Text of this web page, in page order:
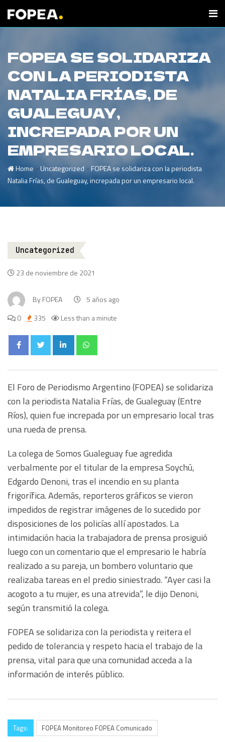
FOPEA SE SOLIDARIZA
CON LA PERIODISTA
NATALIA FRÍAS, DE
GUALEGUAY,
INCREPADA POR UN
EMPRESARIO LOCAL.
Home -Uncategorized-FOPEA se solidariza con la periodista
Natalia Frías, de Gualeguay, increpada por un empresario local.
Uncategorized
23 de noviembre de 2021
ByFOPEA
5 años ago
0
335 Less than a minute
El Foro de Periodismo Argentino (FOPEA) se solidariza
con la periodista Natalia Frías, de Gualeguay (Entre
Ríos), quien fue increpada por un empresario local tras
una rueda de prensa.
La colega de Somos Gualeguay fue agredida
verbalmente por el titular de la empresa Soychú,
Edgardo Denoni, tras el incendio en su planta
frigorífica. Además, reporteros gráficos se vieron
impedidos de registrar imágenes de lo sucedido por
disposiciones de los policías allí apostados. La
intimidación hacia la trabajadora de prensa prosiguió
luego con un comentario que el empresario le habría
realizado a su pareja, un bombero voluntario que
realizaba tareas en el predio siniestrado. “Ayer casi la
acogoto a tu mujer, es una atrevida”, le dijo Denoni,
según transmitió la colega.
FOPEA se solidariza con la periodista y reitera el
pedido de tolerancia y respeto hacia el trabajo de la
prensa, vital para que una comunidad acceda a la
información de interés público.
Tags: FOPEA Monitoreo FOPEA Comunicado